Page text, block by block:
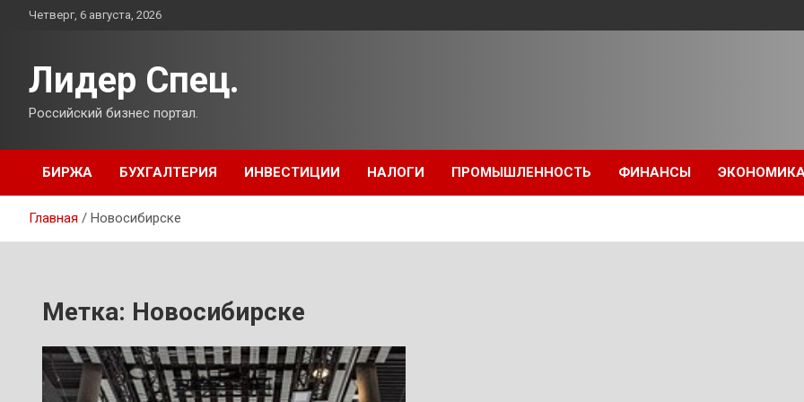
ПерейтиЧетверг, 6 августа, 2026
Лидер Спец.
Российский бизнес портал.
БИРЖА БУХГАЛТЕРИЯ ИНВЕСТИЦИИ НАЛОГИ ПРОМЫШЛЕННОСТЬ ФИНАНСЫ
Главная Новосибирске
Метка: Новосибирске